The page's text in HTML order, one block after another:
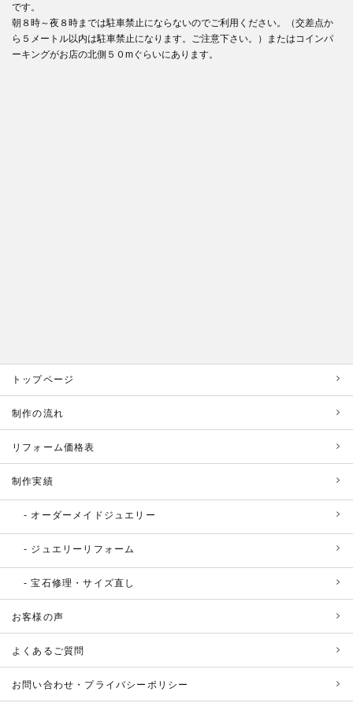
です。
朝８時～夜８時までは駐車禁止にならないのでご利用ください。（交差点か
ら５メートル以内は駐車禁止になります。ご注意下さい。）またはコインパ
ーキングがお店の北側５０mぐらいにあります。
トップページ
制作の流れ
リフォーム価格表
制作実績
オーダーメイドジュエリー
ジュエリーリフォーム
宝石修理・サイズ直し
お客様の声
よくあるご質問
お問い合わせ・プライバシーポリシー